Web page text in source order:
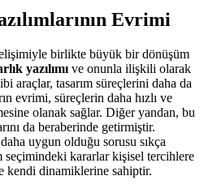
Evrimi
birlikte büyük bir dönüşüm
yazılımı ve onunla ilişkili olarak
araçlar, tasarım süreçlerini daha da
evrimi, süreçlerin daha hızlı ve
olanak sağlar. Diğer yandan, bu
da beraberinde getirmiştir.
uygun olduğu sorusu sıkça
seçimindeki kararlar kişisel tercihlere
kendi dinamiklerine sahiptir.